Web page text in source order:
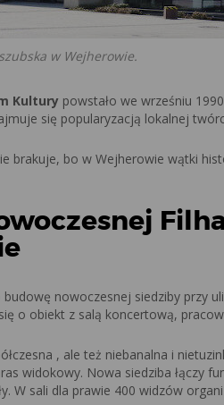
w Wejherowie.
Kultury powstało we wrześniu
się popularyzacją lokalnej
brakuje, bo w Wejherowie wątki
nowoczesnej siedziby przy
o obiekt z salą koncertową,
, ale też niebanalna i
widokowy. Nowa siedziba łączy
W sali dla prawie 400 widzów